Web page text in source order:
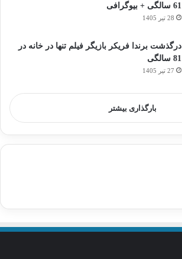
61 سالگی + بیوگرافی
28 تیر 1405
درگذشت برندا فریکر بازیگر فیلم تنها در خانه در
81 سالگی
27 تیر 1405
بارگذاری بیشتر